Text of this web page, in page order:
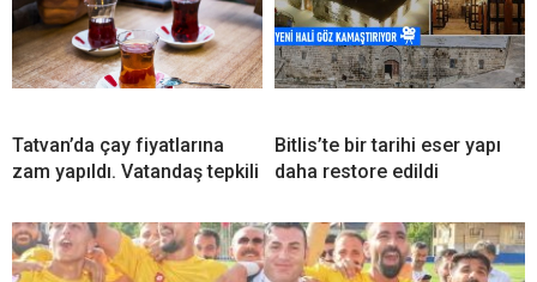
Tatvan’da çay fiyatlarına
zam yapıldı. Vatandaş tepkili
Bitlis’te bir tarihi eser yapı
daha restore edildi